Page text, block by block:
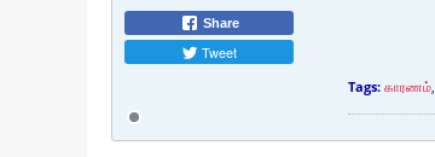
Share
Tweet
Tags: காரணம்,